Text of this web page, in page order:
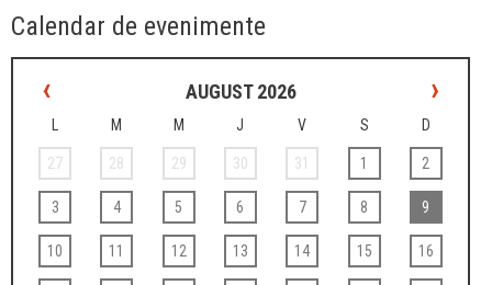
Calendar de evenimente
‹ AUGUST 2026 ›
L M M J V S D
27 28 29 30 31 1 2
3 4 5 6 7 8 9
10 11 12 13 14 15 16